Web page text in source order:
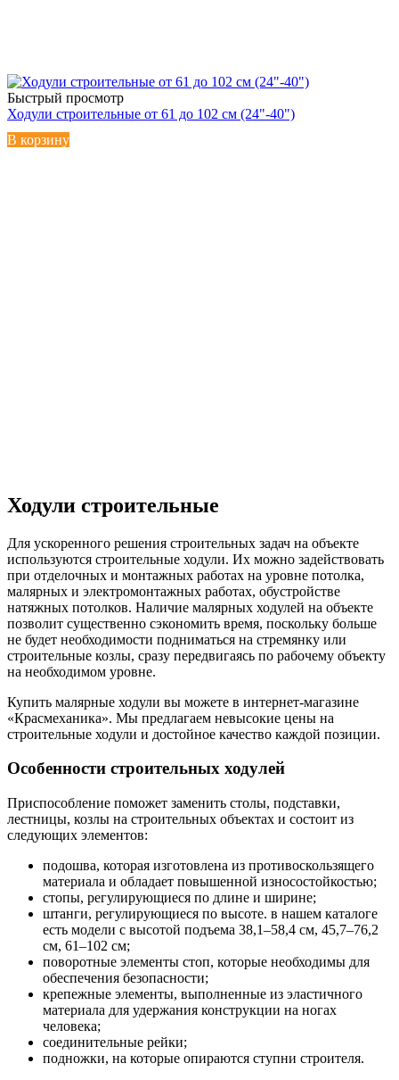
Быстрый просмотр
Ходули строительные от 61 до 102 см (24"-40")
В корзину
Ходули строительные
Для ускоренного решения строительных задач на объекте
используются строительные ходули. Их можно задействовать
при отделочных и монтажных работах на уровне потолка,
малярных и электромонтажных работах, обустройстве
натяжных потолков. Наличие малярных ходулей на объекте
позволит существенно сэкономить время, поскольку больше
не будет необходимости подниматься на стремянку или
строительные козлы, сразу передвигаясь по рабочему объекту
на необходимом уровне.
Купить малярные ходули вы можете в интернет-магазине
«Красмеханика». Мы предлагаем невысокие цены на
строительные ходули и достойное качество каждой позиции.
Особенности строительных ходулей
Приспособление поможет заменить столы, подставки,
лестницы, козлы на строительных объектах и состоит из
следующих элементов:
подошва, которая изготовлена из противоскользящего
материала и обладает повышенной износостойкостью;
стопы, регулирующиеся по длине и ширине;
штанги, регулирующиеся по высоте. в нашем каталоге
есть модели с высотой подъема 38,1–58,4 см, 45,7–76,2
см, 61–102 см;
поворотные элементы стоп, которые необходимы для
обеспечения безопасности;
крепежные элементы, выполненные из эластичного
материала для удержания конструкции на ногах
человека;
соединительные рейки;
подножки, на которые опираются ступни строителя.